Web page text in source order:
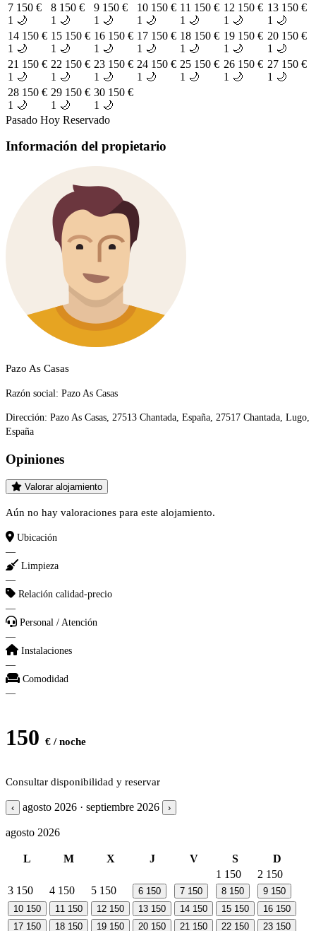
7 150 €
1 🌙
8 150 €
1 🌙
9 150 €
1 🌙
10 150 €
1 🌙
11 150 €
1 🌙
12 150 €
1 🌙
13 150 €
1 🌙
14 150 €
1 🌙
15 150 €
1 🌙
16 150 €
1 🌙
17 150 €
1 🌙
18 150 €
1 🌙
19 150 €
1 🌙
20 150 €
1 🌙
21 150 €
1 🌙
22 150 €
1 🌙
23 150 €
1 🌙
24 150 €
1 🌙
25 150 €
1 🌙
26 150 €
1 🌙
27 150 €
1 🌙
28 150 €
1 🌙
29 150 €
1 🌙
30 150 €
1 🌙
Pasado Hoy Reservado
Información del propietario
Pazo As Casas
Razón social: Pazo As Casas
Dirección: Pazo As Casas, 27513 Chantada, España, 27517 Chantada, Lugo,
España
Opiniones
Valorar alojamiento
Aún no hay valoraciones para este alojamiento.
Ubicación
—
Limpieza
—
Relación calidad-precio
—
Personal / Atención
—
Instalaciones
—
Comodidad
—
150 € / noche
Consultar disponibilidad y reservar
‹ agosto 2026 · septiembre 2026 ›
agosto 2026
L M X J V S
D
1 150 2 150
3 150 4 150 5 150 6 150 7 150 8 150 9 150
10 150 11 150 12 150 13 150 14 150 15 150 16 150
17 150 18 150 19 150 20 150 21 150 22 150 23 150